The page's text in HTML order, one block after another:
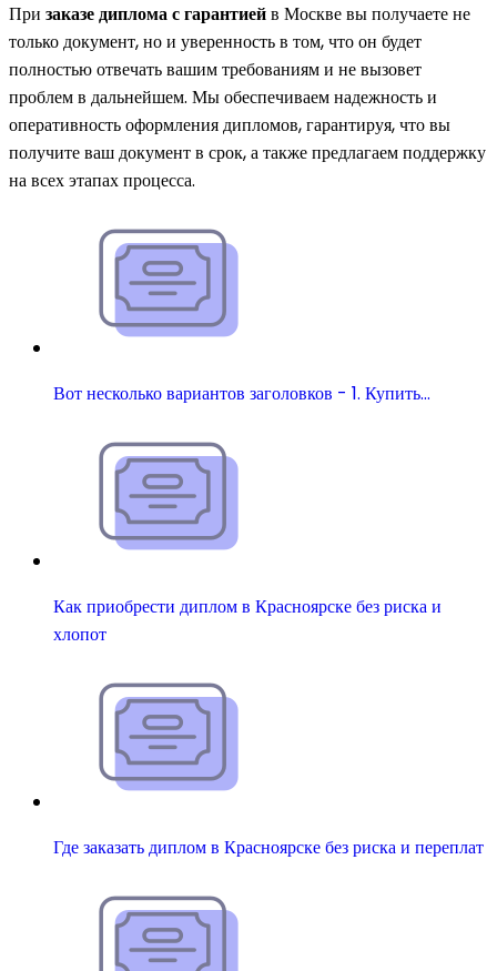
При заказе диплома с гарантиейв Москве вы получаете не
только документ, но и уверенность в том, что он будет
полностью отвечать вашим требованиям и не вызовет
проблем в дальнейшем. Мы обеспечиваем надежность и
оперативность оформления дипломов, гарантируя, что вы
получите ваш документ в срок, а также предлагаем поддержку
на всех этапах процесса.
Вот несколько вариантов заголовков - 1. Купить…
Как приобрести диплом в Красноярске без риска и
хлопот
Где заказать диплом в Красноярске без риска и переплат